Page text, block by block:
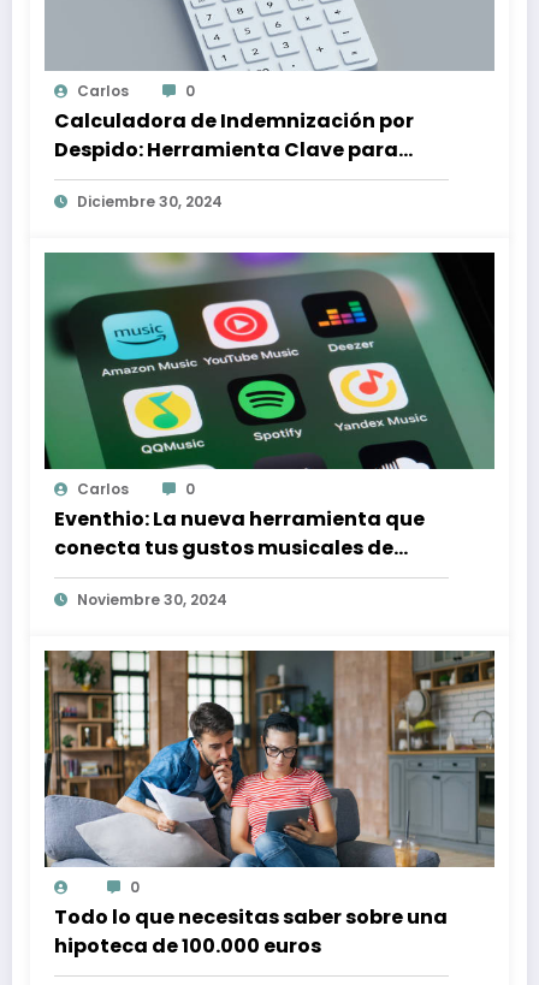
Carlos 0
Calculadora de Indemnización por
Despido: Herramienta Clave para
Proteger tus Derechos Laborales
Diciembre 30, 2024
Carlos 0
Eventhio: La nueva herramienta que
conecta tus gustos musicales de
Spotify con conciertos en tu zona
Noviembre 30, 2024
0
Todo lo que necesitas saber sobre una
hipoteca de 100.000 euros